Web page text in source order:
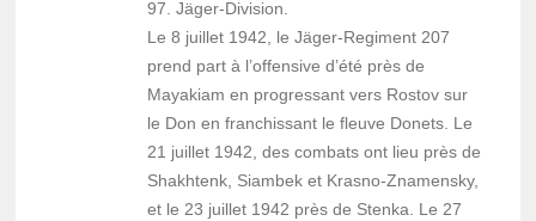
97. Jäger-Division.
Le 8 juillet 1942, le Jäger-Regiment 207
prend part à l’offensive d’été près de
Mayakiam en progressant vers Rostov sur
le Don en franchissant le fleuve Donets. Le
21 juillet 1942, des combats ont lieu près de
Shakhtenk, Siambek et Krasno-Znamensky,
et le 23 juillet 1942 près de Stenka. Le 27